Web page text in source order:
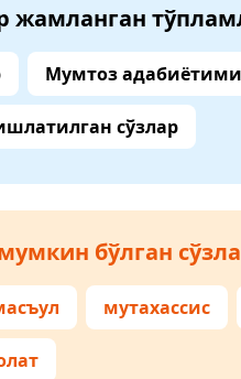
жамланган
Мумтоз
сўзлар
бўлган
мутахассис